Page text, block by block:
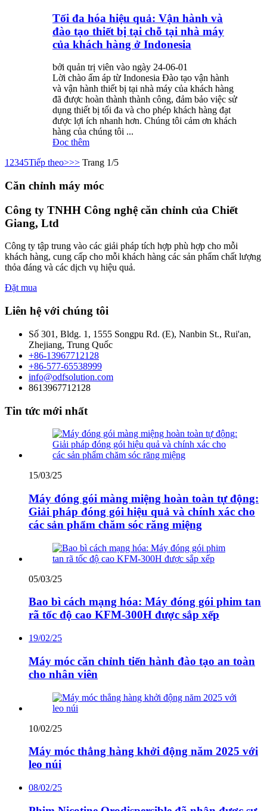
Tối đa hóa hiệu quả: Vận hành và
đào tạo thiết bị tại chỗ tại nhà máy
của khách hàng ở Indonesia
bởi quản trị viên vào ngày 24-06-01
Lời chào ấm áp từ Indonesia Đào tạo vận hành
và vận hành thiết bị tại nhà máy của khách hàng
đã được hoàn thành thành công, đảm bảo việc sử
dụng thiết bị tối đa và cho phép khách hàng đạt
được lợi ích nhanh hơn. Chúng tôi cảm ơn khách
hàng của chúng tôi ...
Đọc thêm
1 2345Tiếp theo>>> Trang 1/5
Căn chỉnh máy móc
Công ty TNHH Công nghệ căn chỉnh của Chiết
Giang, Ltd
Công ty tập trung vào các giải pháp tích hợp phù hợp cho mỗi
khách hàng, cung cấp cho mỗi khách hàng các sản phẩm chất lượng
thỏa đáng và các dịch vụ hiệu quả.
Đặt mua
Liên hệ với chúng tôi
Số 301, Bldg. 1, 1555 Songpu Rd. (E), Nanbin St., Rui'an,
Zhejiang, Trung Quốc
+86-13967712128
+86-577-65538999
info@odfsolution.com
8613967712128
Tin tức mới nhất
15/03/25
Máy đóng gói màng miệng hoàn toàn tự động:
Giải pháp đóng gói hiệu quả và chính xác cho
các sản phẩm chăm sóc răng miệng
05/03/25
Bao bì cách mạng hóa: Máy đóng gói phim tan
rã tốc độ cao KFM-300H được sắp xếp
19/02/25
Máy móc căn chỉnh tiến hành đào tạo an toàn
cho nhân viên
10/02/25
Máy móc thẳng hàng khởi động năm 2025 với
leo núi
08/02/25